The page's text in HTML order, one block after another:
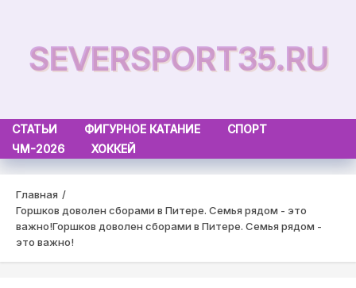
contentSEVERSPORT35.RU
СТАТЬИ ФИГУРНОЕ КАТАНИЕ
СПОРТ
ЧМ-2026
ХОККЕЙ
Главная
Горшков доволен сборами в Питере. Семья рядом - это
важно!Горшков доволен сборами в Питере. Семья рядом -
это важно!